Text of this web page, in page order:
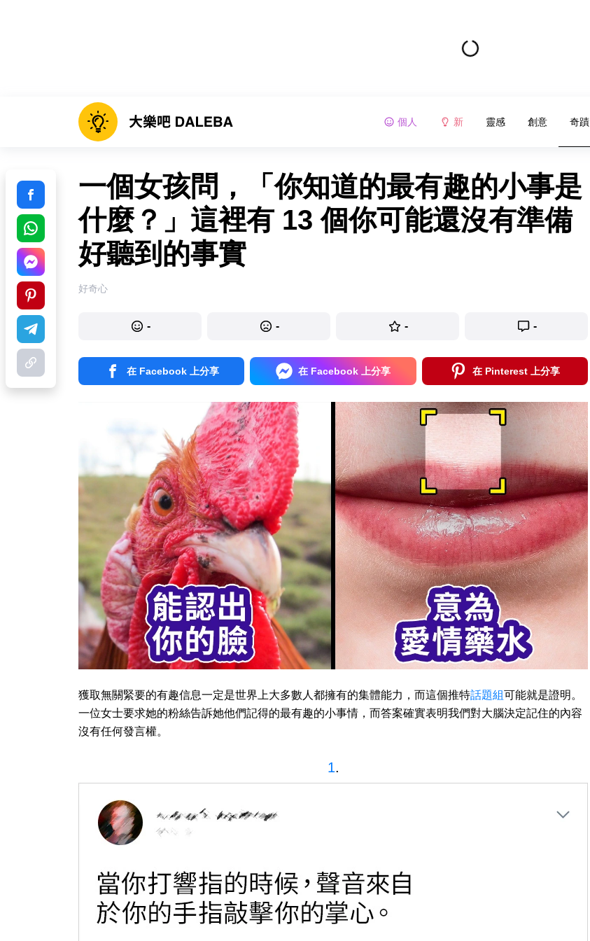
個人 新 靈感 創意 奇蹟
一個女孩問，「你知道的最有趣的小事是
什麼？」這裡有 13 個你可能還沒有準備
好聽到的事實
好奇心
- - - -
在 Facebook 上分享 在 Facebook 上分享 在 Pinterest 上分享
獲取無關緊要的有趣信息一定是世界上大多數人都擁有的集體能力，而這個推特話題組可能就是證明。
一位女士要求她的粉絲告訴她他們記得的最有趣的小事情，而答案確實表明我們對大腦決定記住的內容
沒有任何發言權。
1.